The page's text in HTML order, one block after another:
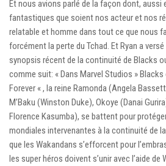
Et nous avions parlé de la façon dont, aussi
fantastiques que soient nos acteur et nos
relatable et homme dans tout ce que nous
forcément la perte du Tchad. Et Ryan a versé
synopsis récent de la continuité de Blacks
comme suit: « Dans Marvel Studios »
Forever « , la reine Ramonda (Angela
M’Baku (Winston Duke), Okoye (Danai
Florence Kasumba), se battent pour
mondiales intervenantes à la continuité de
que les Wakandans s’efforcent pour
les super héros doivent s’unir avec l’aide de